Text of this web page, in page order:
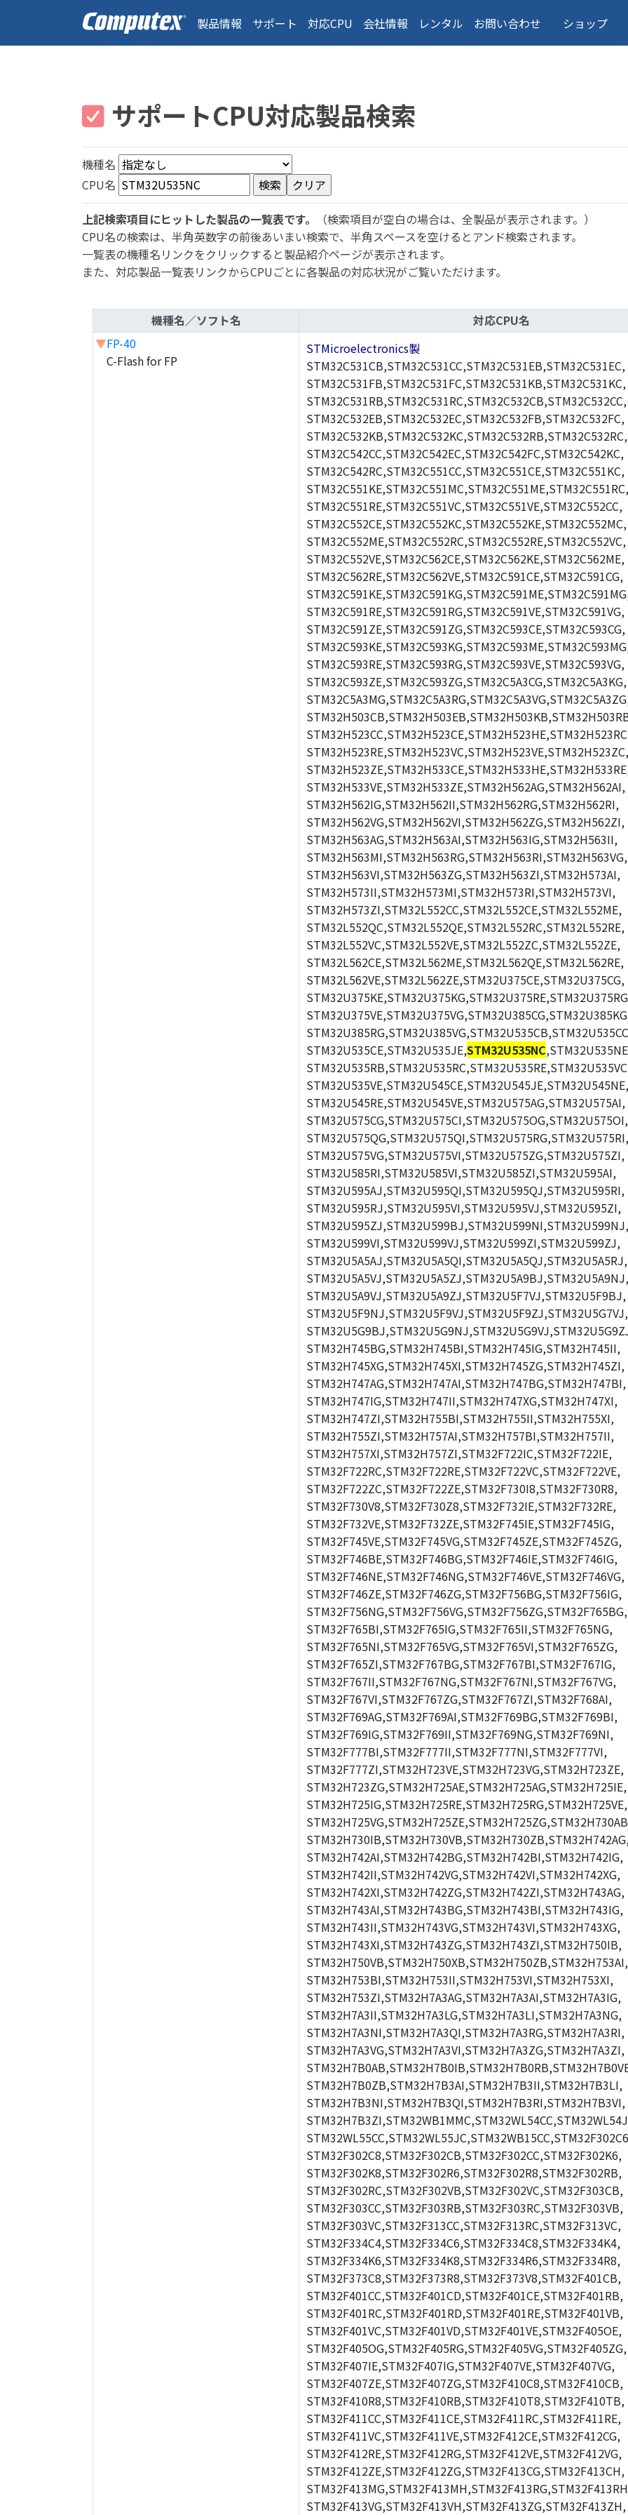
製品情報 サポート 対応CPU 会社情報 レンタル お問い合わせ ショップ
サポートCPU対応製品検索
機種名
CPU名
上記検索項目にヒットした製品の一覧表です。
（検索項目が空白の場合は、全製品が表示されます。）
CPU名の検索は、半角英数字の前後あいまい検索で、半角スペースを空けるとアンド検索されます。
一覧表の機種名リンクをクリックすると製品紹介ページが表示されます。
また、対応製品一覧表リンクからCPUごとに各製品の対応状況がご覧いただけます。
機種名／ソフト名
対応CPU名
▼FP-40
C-Flash for FP
STMicroelectronics製
STM32C531CB,STM32C531CC,STM32C531EB,STM32C531EC,
STM32C531FB,STM32C531FC,STM32C531KB,STM32C531KC,
STM32C531RB,STM32C531RC,STM32C532CB,STM32C532CC,
STM32C532EB,STM32C532EC,STM32C532FB,STM32C532FC,
STM32C532KB,STM32C532KC,STM32C532RB,STM32C532RC,
STM32C542CC,STM32C542EC,STM32C542FC,STM32C542KC,
STM32C542RC,STM32C551CC,STM32C551CE,STM32C551KC,
STM32C551KE,STM32C551MC,STM32C551ME,STM32C551RC,
STM32C551RE,STM32C551VC,STM32C551VE,STM32C552CC,
STM32C552CE,STM32C552KC,STM32C552KE,STM32C552MC,
STM32C552ME,STM32C552RC,STM32C552RE,STM32C552VC,
STM32C552VE,STM32C562CE,STM32C562KE,STM32C562ME,
STM32C562RE,STM32C562VE,STM32C591CE,STM32C591CG,
STM32C591RE,STM32C591RG,STM32C591VE,STM32C591VG,
STM32C591ZE,STM32C591ZG,STM32C593CE,STM32C593CG,
STM32C593RE,STM32C593RG,STM32C593VE,STM32C593VG,
STM32C593ZE,STM32C593ZG,STM32C5A3CG,STM32C5A3KG,
STM32H523RE,STM32H523VC,STM32H523VE,STM32H523ZC,
STM32H533VE,STM32H533ZE,STM32H562AG,STM32H562AI,
STM32H562IG,STM32H562II,STM32H562RG,STM32H562RI,
STM32H562VG,STM32H562VI,STM32H562ZG,STM32H562ZI,
STM32H563AG,STM32H563AI,STM32H563IG,STM32H563II,
STM32H563MI,STM32H563RG,STM32H563RI,STM32H563VG,
STM32H563VI,STM32H563ZG,STM32H563ZI,STM32H573AI,
STM32H573II,STM32H573MI,STM32H573RI,STM32H573VI,
STM32H573ZI,STM32L552CC,STM32L552CE,STM32L552ME,
STM32L552QC,STM32L552QE,STM32L552RC,STM32L552RE,
STM32L552VC,STM32L552VE,STM32L552ZC,STM32L552ZE,
STM32L562CE,STM32L562ME,STM32L562QE,STM32L562RE,
STM32L562VE,STM32L562ZE,STM32U375CE,STM32U375CG,
STM32U535CE,STM32U535JE,STM32U535NC
STM32U535VE,STM32U545CE,STM32U545JE,STM32U545NE,
STM32U545RE,STM32U545VE,STM32U575AG,STM32U575AI,
STM32U575CG,STM32U575CI,STM32U575OG,STM32U575OI,
STM32U575QG,STM32U575QI,STM32U575RG,STM32U575RI,
STM32U575VG,STM32U575VI,STM32U575ZG,STM32U575ZI,
STM32U585RI,STM32U585VI,STM32U585ZI,STM32U595AI,
STM32U595AJ,STM32U595QI,STM32U595QJ,STM32U595RI,
STM32U595RJ,STM32U595VI,STM32U595VJ,STM32U595ZI,
STM32U595ZJ,STM32U599BJ,STM32U599NI,STM32U599NJ,
STM32U599VI,STM32U599VJ,STM32U599ZI,STM32U599ZJ,
STM32U5A5AJ,STM32U5A5QI,STM32U5A5QJ,STM32U5A5RJ,
STM32U5A5VJ,STM32U5A5ZJ,STM32U5A9BJ,STM32U5A9NJ,
STM32U5A9VJ,STM32U5A9ZJ,STM32U5F7VJ,STM32U5F9BJ,
STM32U5F9NJ,STM32U5F9VJ,STM32U5F9ZJ,STM32U5G7VJ,
STM32H745BG,STM32H745BI,STM32H745IG,STM32H745II,
STM32H745XG,STM32H745XI,STM32H745ZG,STM32H745ZI,
STM32H747AG,STM32H747AI,STM32H747BG,STM32H747BI,
STM32H747IG,STM32H747II,STM32H747XG,STM32H747XI,
STM32H747ZI,STM32H755BI,STM32H755II,STM32H755XI,
STM32H755ZI,STM32H757AI,STM32H757BI,STM32H757II,
STM32H757XI,STM32H757ZI,STM32F722IC,STM32F722IE,
STM32F722RC,STM32F722RE,STM32F722VC,STM32F722VE,
STM32F722ZC,STM32F722ZE,STM32F730I8,STM32F730R8,
STM32F730V8,STM32F730Z8,STM32F732IE,STM32F732RE,
STM32F732VE,STM32F732ZE,STM32F745IE,STM32F745IG,
STM32F745VE,STM32F745VG,STM32F745ZE,STM32F745ZG,
STM32F746BE,STM32F746BG,STM32F746IE,STM32F746IG,
STM32F746NE,STM32F746NG,STM32F746VE,STM32F746VG,
STM32F746ZE,STM32F746ZG,STM32F756BG,STM32F756IG,
STM32F756NG,STM32F756VG,STM32F756ZG,STM32F765BG,
STM32F765BI,STM32F765IG,STM32F765II,STM32F765NG,
STM32F765NI,STM32F765VG,STM32F765VI,STM32F765ZG,
STM32F765ZI,STM32F767BG,STM32F767BI,STM32F767IG,
STM32F767II,STM32F767NG,STM32F767NI,STM32F767VG,
STM32F767VI,STM32F767ZG,STM32F767ZI,STM32F768AI,
STM32F769AG,STM32F769AI,STM32F769BG,STM32F769BI,
STM32F769IG,STM32F769II,STM32F769NG,STM32F769NI,
STM32F777BI,STM32F777II,STM32F777NI,STM32F777VI,
STM32F777ZI,STM32H723VE,STM32H723VG,STM32H723ZE,
STM32H723ZG,STM32H725AE,STM32H725AG,STM32H725IE,
STM32H725IG,STM32H725RE,STM32H725RG,STM32H725VE,
STM32H742AI,STM32H742BG,STM32H742BI,STM32H742IG,
STM32H742II,STM32H742VG,STM32H742VI,STM32H742XG,
STM32H742XI,STM32H742ZG,STM32H742ZI,STM32H743AG,
STM32H743AI,STM32H743BG,STM32H743BI,STM32H743IG,
STM32H743II,STM32H743VG,STM32H743VI,STM32H743XG,
STM32H743XI,STM32H743ZG,STM32H743ZI,STM32H750IB,
STM32H750VB,STM32H750XB,STM32H750ZB,STM32H753AI,
STM32H753BI,STM32H753II,STM32H753VI,STM32H753XI,
STM32H753ZI,STM32H7A3AG,STM32H7A3AI,STM32H7A3IG,
STM32H7A3II,STM32H7A3LG,STM32H7A3LI,STM32H7A3NG,
STM32H7A3NI,STM32H7A3QI,STM32H7A3RG,STM32H7A3RI,
STM32H7A3VG,STM32H7A3VI,STM32H7A3ZG,STM32H7A3ZI,
STM32H7B0ZB,STM32H7B3AI,STM32H7B3II,STM32H7B3LI,
STM32H7B3NI,STM32H7B3QI,STM32H7B3RI,STM32H7B3VI,
STM32F302C8,STM32F302CB,STM32F302CC,STM32F302K6,
STM32F302K8,STM32F302R6,STM32F302R8,STM32F302RB,
STM32F302RC,STM32F302VB,STM32F302VC,STM32F303CB,
STM32F303CC,STM32F303RB,STM32F303RC,STM32F303VB,
STM32F303VC,STM32F313CC,STM32F313RC,STM32F313VC,
STM32F334C4,STM32F334C6,STM32F334C8,STM32F334K4,
STM32F334K6,STM32F334K8,STM32F334R6,STM32F334R8,
STM32F373C8,STM32F373R8,STM32F373V8,STM32F401CB,
STM32F401CC,STM32F401CD,STM32F401CE,STM32F401RB,
STM32F401RC,STM32F401RD,STM32F401RE,STM32F401VB,
STM32F401VC,STM32F401VD,STM32F401VE,STM32F405OE,
STM32F405OG,STM32F405RG,STM32F405VG,STM32F405ZG,
STM32F407IE,STM32F407IG,STM32F407VE,STM32F407VG,
STM32F407ZE,STM32F407ZG,STM32F410C8,STM32F410CB,
STM32F410R8,STM32F410RB,STM32F410T8,STM32F410TB,
STM32F411CC,STM32F411CE,STM32F411RC,STM32F411RE,
STM32F411VC,STM32F411VE,STM32F412CE,STM32F412CG,
STM32F412RE,STM32F412RG,STM32F412VE,STM32F412VG,
STM32F412ZE,STM32F412ZG,STM32F413CG,STM32F413CH,
STM32F413VG,STM32F413VH,STM32F413ZG,STM32F413ZH,